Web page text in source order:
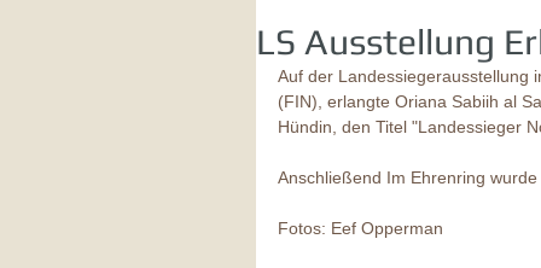
LS Ausstellung
Auf der Landessiegerausstellung
(FIN), erlangte Oriana Sabiih al
Hündin, den Titel "Landessieger
Anschließend Im Ehrenring wurde
Fotos: Eef Opperman